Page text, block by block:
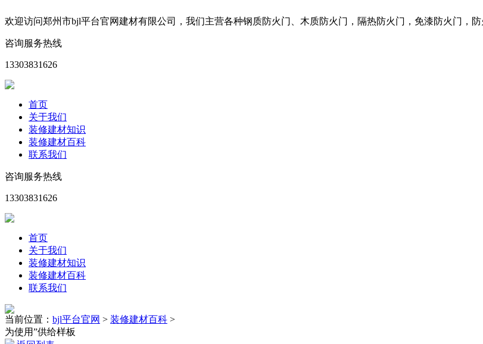
欢迎访问郑州市bjl平台官网建材有限公司，我们主营各种钢质防火门、木质防火门，隔热防火门，免漆防火门，
咨询服务热线
13303831626
首页
关于我们
装修建材知识
装修建材百科
联系我们
咨询服务热线
13303831626
首页
关于我们
装修建材知识
装修建材百科
联系我们
当前位置： bjl平台官网 > 装修建材百科 >
为使用”供给样板